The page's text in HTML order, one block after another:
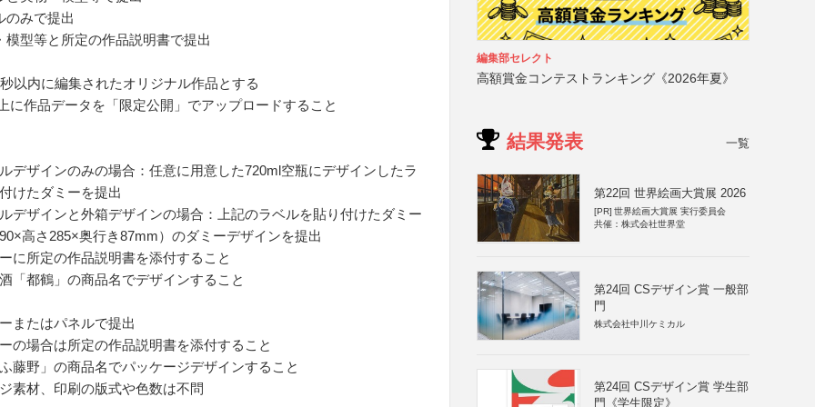
のみで提出
模型等と所定の作品説明書で提出
以内に編集されたオリジナル作品とする
に作品データを「限定公開」でアップロードすること
デザインのみの場合：任意に用意した720ml空瓶にデザインしたラ
けたダミーを提出
デザインと外箱デザインの場合：上記のラベルを貼り付けたダミー
高さ285×奥行き87mm）のダミーデザインを提出
に所定の作品説明書を添付すること
「都鶴」の商品名でデザインすること
またはパネルで提出
の場合は所定の作品説明書を添付すること
藤野」の商品名でパッケージデザインすること
素材、印刷の版式や色数は不問
編集部セレクト
高額賞金コンテストランキング《2026年夏》
結果発表 一覧
第22回 世界絵画大賞展 2026
[PR] 世界絵画大賞展 実行委員会
共催：株式会社世界堂
第24回 CSデザイン賞 一般部
門
株式会社中川ケミカル
第24回 CSデザイン賞 学生部
門《学生限定》